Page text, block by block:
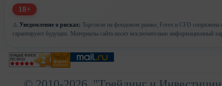
18+
⚠️ Уведомление о рисках: Торговля на фондовом рынке, Forex и CFD сопряжена
гарантируют будущих. Материалы сайта носят исключительно информационный